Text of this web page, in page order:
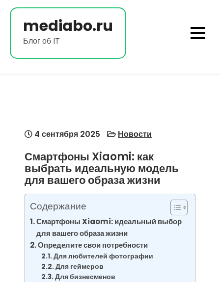
Перейти
содержимомуmediabo.ru
Блог об IT
4 сентября 2025 Новости
Смартфоны Xiaomi: как
выбрать идеальную модель
для вашего образа жизни
Содержание
Смартфоны Xiaomi: идеальный выбор
для вашего образа жизни
Определите свои потребности
Для любителей фотографии
Для геймеров
Для бизнесменов